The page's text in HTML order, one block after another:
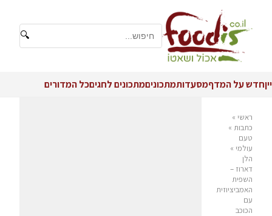
🔍
ייןחדש על המדףמסעדותמתכוניםמתכונים לחגיםכל המדורים
ראשי »
כתבות »
טעם
עולמי »
הלן
דארוז –
השפית
האמביציוזית
עם
הכוכב